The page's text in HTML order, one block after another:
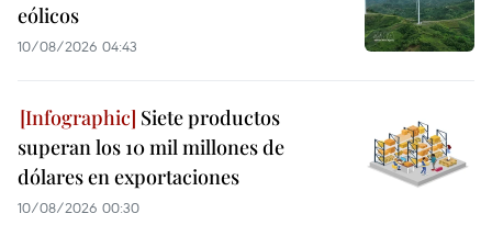
eólicos
10/08/2026 04:43
Siete productos
superan los 10 mil millones de
dólares en exportaciones
10/08/2026 00:30